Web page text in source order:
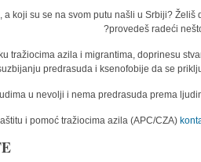
koji su se na svom putu našli u Srbiji? Želiš
provedeš radeći
tražiocima azila i migrantima, doprinesu
predrasuda i ksenofobije da se
u nevolji i nema predrasuda prema
i pomoć tražiocima azila (APC/CZA)